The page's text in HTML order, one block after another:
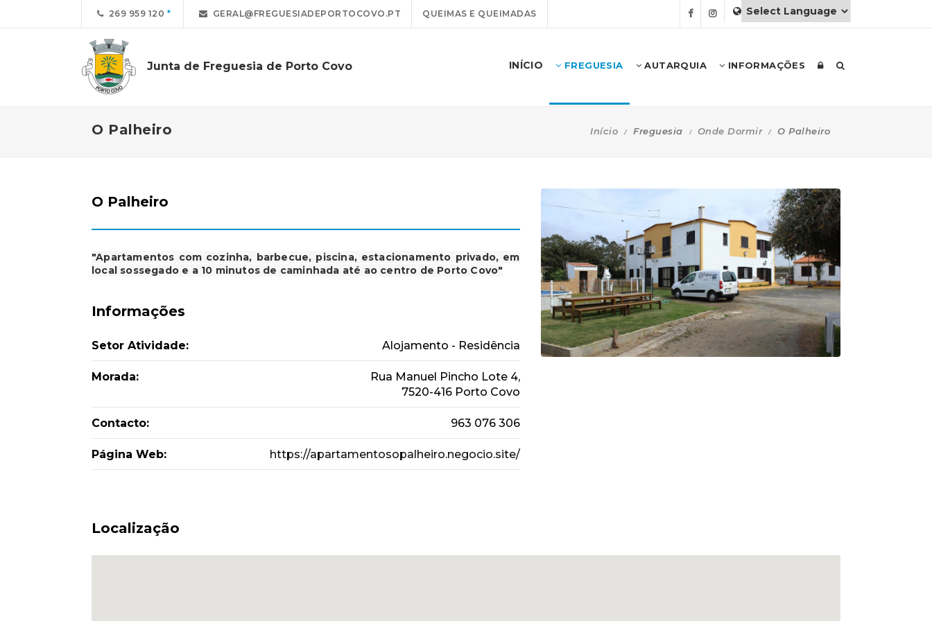
269 959 120 GERAL@FREGUESIADEPORTOCOVO.PT QUEIMAS E QUEIMADAS
Junta de Freguesia de Porto Covo INÍCIO FREGUESIA AUTARQUIA INFORMAÇÕES
O Palheiro Início Freguesia Onde Dormir O Palheiro
O Palheiro
"Apartamentos com cozinha, barbecue, piscina, estacionamento privado, em
local sossegado e a 10 minutos de caminhada até ao centro de Porto Covo"
Informações
Setor Atividade: Alojamento - Residência
Morada:
Rua Manuel Pincho Lote 4,
7520-416 Porto Covo
Contacto: 963 076 306
Página Web: https://apartamentosopalheiro.negocio.site/
Localização